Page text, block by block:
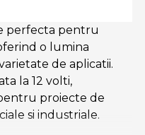
perfecta pentru
o lumina
de aplicatii.
la 12 volti,
proiecte de
si industriale.